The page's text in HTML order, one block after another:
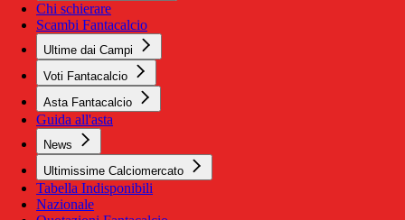
Chi schierare
Scambi Fantacalcio
Ultime dai Campi
Voti Fantacalcio
Asta Fantacalcio
Guida all'asta
News
Ultimissime Calciomercato
Tabella Indisponibili
Nazionale